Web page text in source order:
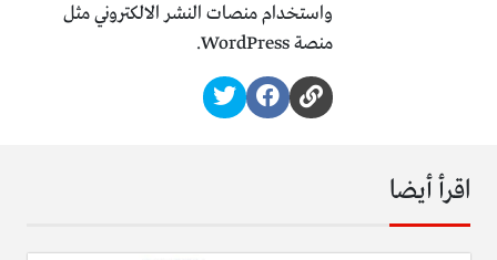
واستخدام منصات النشر الالكتروني مثل
منصة WordPress.
اقرأ أيضا